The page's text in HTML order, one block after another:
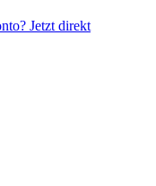
Jetzt direkt